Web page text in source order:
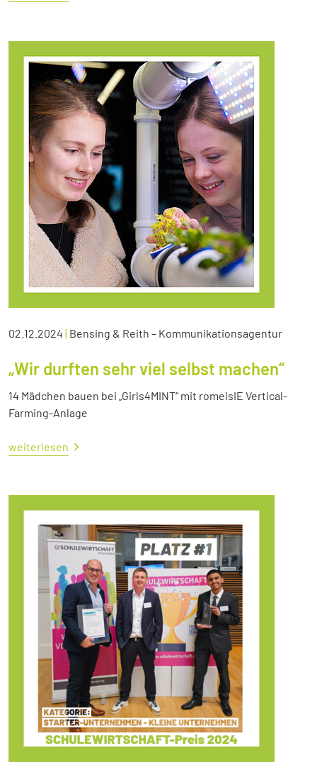
02.12.2024 | Bensing & Reith – Kommunikationsagentur
„Wir durften sehr viel selbst machen“
14 Mädchen bauen bei „Girls4MINT“ mit romeisIE Vertical-
Farming-Anlage
weiterlesen